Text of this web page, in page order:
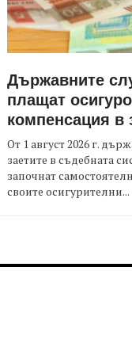
Държавните
плащат
компенсация в
От 1 август 2026 г.
заетите в съдебната
започнат
своите осигурителни...